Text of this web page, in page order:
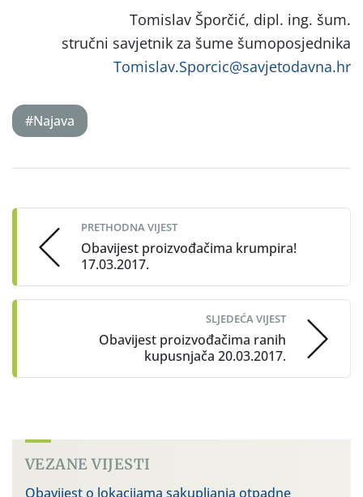
Tomislav Šporčić, dipl. ing. šum.
stručni savjetnik za šume šumoposjednika
Tomislav.Sporcic@savjetodavna.hr
#Najava
navigation
PRETHODNA VIJEST
Obavijest proizvođačima krumpira!
17.03.2017.
SLJEDEĆA VIJEST
Obavijest proizvođačima ranih
kupusnjača 20.03.2017.
VEZANE VIJESTI
Obavijest o lokacijama sakupljanja otpadne